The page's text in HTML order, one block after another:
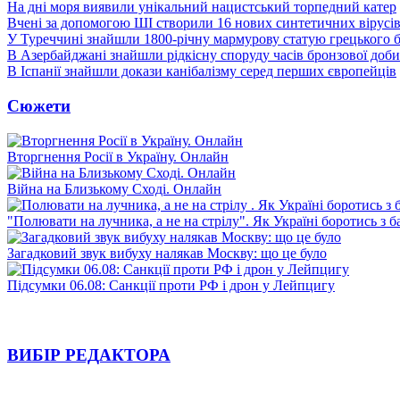
На дні моря виявили унікальний нацистський торпедний катер
Вчені за допомогою ШІ створили 16 нових синтетичних вірусів
У Туреччині знайшли 1800-річну мармурову статую грецького
В Азербайджані знайшли рідкісну споруду часів бронзової доби
В Іспанії знайшли докази канібалізму серед перших європейців
Сюжети
Вторгнення Росії в Україну. Онлайн
Війна на Близькому Сході. Онлайн
"Полювати на лучника, а не на стрілу". Як Україні боротись з
Загадковий звук вибуху налякав Москву: що це було
Підсумки 06.08: Санкції проти РФ і дрон у Лейпцигу
ВИБІР РЕДАКТОРА